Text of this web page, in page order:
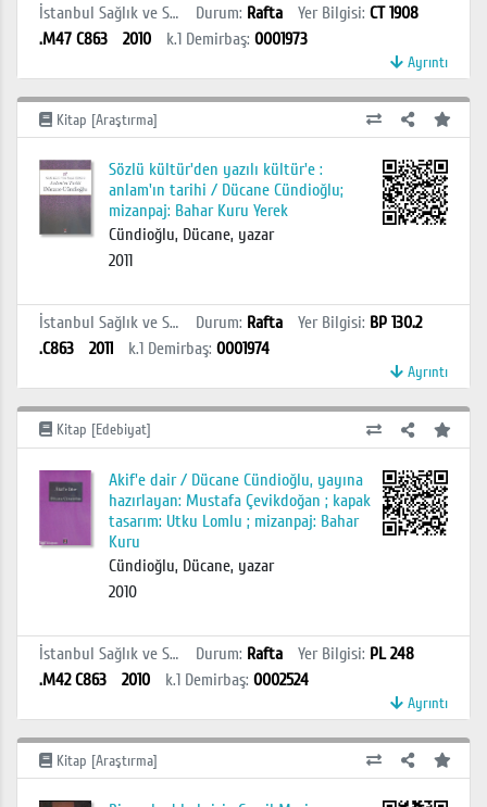
İstanbul Sağlık ve Sosyal Bilimler MYO Kütüphanesi Durum: Rafta Yer Bilgisi: CT 1908
.M47 C863
2010 k.1 Demirbaş: 0001973
Ayrıntı
Kitap [Araştırma]
Sözlü kültür'den yazılı kültür'e :
anlam'ın tarihi / Dücane Cündioğlu;
mizanpaj: Bahar Kuru Yerek
Cündioğlu, Dücane, yazar
2011
İstanbul Sağlık ve Sosyal Bilimler MYO Kütüphanesi Durum: Rafta Yer Bilgisi: BP 130.2
.C863
2011 k.1 Demirbaş: 0001974
Ayrıntı
Kitap [Edebiyat]
Akif'e dair / Dücane Cündioğlu, yayına
hazırlayan: Mustafa Çevikdoğan ; kapak
tasarım: Utku Lomlu ; mizanpaj: Bahar
Kuru
Cündioğlu, Dücane, yazar
2010
İstanbul Sağlık ve Sosyal Bilimler MYO Kütüphanesi Durum: Rafta Yer Bilgisi: PL 248
.M42 C863
2010 k.1 Demirbaş: 0002524
Ayrıntı
Kitap [Araştırma]